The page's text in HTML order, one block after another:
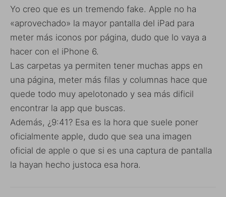
Yo creo que es un tremendo fake. Apple no ha
«aprovechado» la mayor pantalla del iPad para
meter más iconos por página, dudo que lo vaya a
hacer con el iPhone 6.
Las carpetas ya permiten tener muchas apps en
una página, meter más filas y columnas hace que
quede todo muy apelotonado y sea más dificil
encontrar la app que buscas.
Además, ¿9:41? Esa es la hora que suele poner
oficialmente apple, dudo que sea una imagen
oficial de apple o que si es una captura de pantalla
la hayan hecho justoca esa hora.